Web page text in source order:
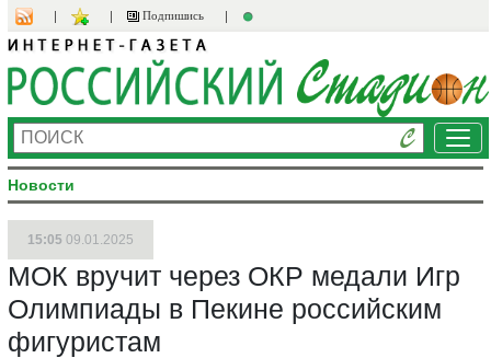
Подпишись
Новости
15:05 09.01.2025
МОК вручит через ОКР медали Игр
Олимпиады в Пекине российским
фигуристам